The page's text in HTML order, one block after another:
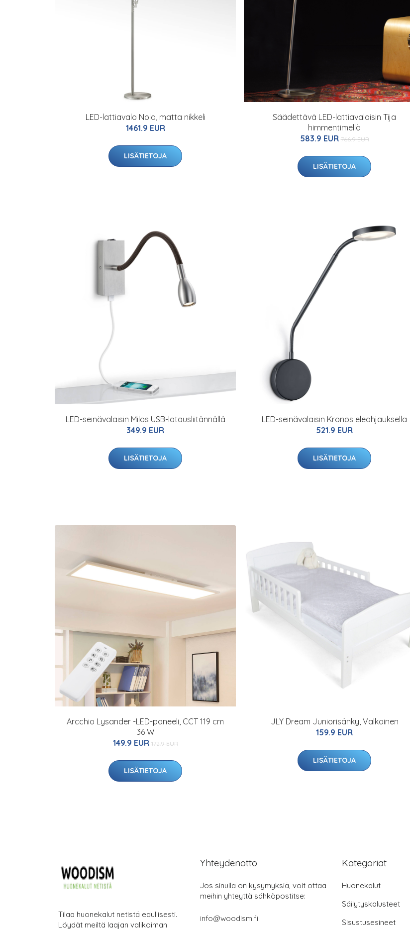
LED-lattiavalo Nola, matta nikkeli
1461.9 EUR
LISÄTIETOJA
Säädettävä LED-lattiavalaisin Tija
himmentimellä
583.9 EUR 766.9 EUR
LISÄTIETOJA
LED-seinävalaisin Milos USB-latausliitännällä
349.9 EUR
LISÄTIETOJA
LED-seinävalaisin Kronos eleohjauksella
521.9 EUR
LISÄTIETOJA
Arcchio Lysander -LED-paneeli, CCT 119 cm
36 W
149.9 EUR 172.9 EUR
LISÄTIETOJA
JLY Dream Juniorisänky, Valkoinen
159.9 EUR
LISÄTIETOJA
Tilaa huonekalut netistä edullisesti.
Löydät meiltä laajan valikoiman
Yhteydenotto
Jos sinulla on kysymyksiä, voit ottaa
meihin yhteyttä sähköpostitse:
info@woodism.fi
Kategoriat
Huonekalut
Säilytyskalusteet
Sisustusesineet